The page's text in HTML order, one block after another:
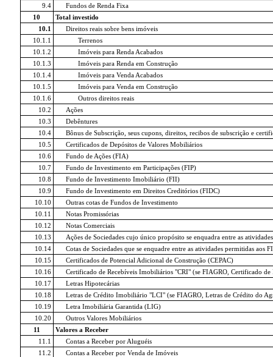
9.4
Fundos de Renda Fixa
10
Total investido
10.1
Direitos reais sobre bens imóveis
10.1.1
Terrenos
10.1.2
Imóveis para Renda Acabados
10.1.3
Imóveis para Renda em Construção
10.1.4
Imóveis para Venda Acabados
10.1.5
Imóveis para Venda em Construção
10.1.6
Outros direitos reais
10.2
Ações
10.3
Debêntures
10.4
Bônus de Subscrição, seus cupons, direitos, recibos de subscrição e
10.5
Certificados de Depósitos de Valores Mobiliários
10.6
Fundo de Ações (FIA)
10.7
Fundo de Investimento em Participações (FIP)
10.8
Fundo de Investimento Imobiliário (FII)
10.9
Fundo de Investimento em Direitos Creditórios (FIDC)
10.10
Outras cotas de Fundos de Investimento
10.11
Notas Promissórias
10.12
Notas Comerciais
10.13
Ações de Sociedades cujo único propósito se enquadra entre as
10.14
Cotas de Sociedades que se enquadre entre as atividades permitidas aos
10.15
Certificados de Potencial Adicional de Construção (CEPAC)
10.16
Certificado de Recebíveis Imobiliários "CRI" (se FIAGRO, Certificado
10.17
Letras Hipotecárias
10.18
Letras de Crédito Imobiliário "LCI" (se FIAGRO, Letras de Crédito do
10.19
Letra Imobiliária Garantida (LIG)
10.20
Outros Valores Mobiliários
11
Valores a Receber
11.1
Contas a Receber por Aluguéis
11.2
Contas a Receber por Venda de Imóveis